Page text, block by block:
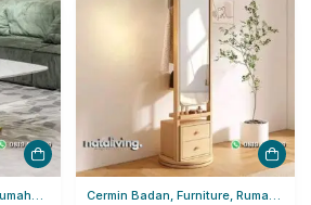
Cermin Badan, Furniture, Rumah